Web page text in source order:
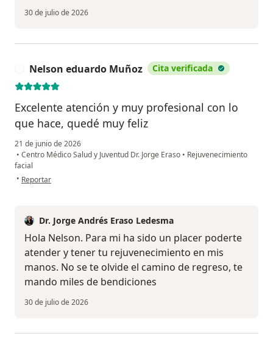
30 de julio de 2026
Nelson eduardo Muñoz Cita verificada
Excelente atención y muy profesional con lo
que hace, quedé muy feliz
21 de junio de 2026
• Centro Médico Salud y Juventud Dr. Jorge Eraso • Rejuvenecimiento
facial
• en opinión del usuario Nelson eduardo Muñoz
Reportar
Dr. Jorge Andrés Eraso Ledesma
Hola Nelson. Para mi ha sido un placer poderte
atender y tener tu rejuvenecimiento en mis
manos. No se te olvide el camino de regreso, te
mando miles de bendiciones
30 de julio de 2026